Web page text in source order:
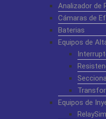
Analizador de
Cámaras de
Baterias
Equipos de
Equipos de